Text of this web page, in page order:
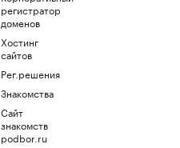
регистратор
доменов
Хостинг
сайтов
Рег.решения
Знакомства
Сайт
знакомств
podbor.ru